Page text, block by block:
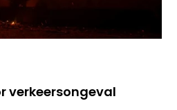
verkeersongeval